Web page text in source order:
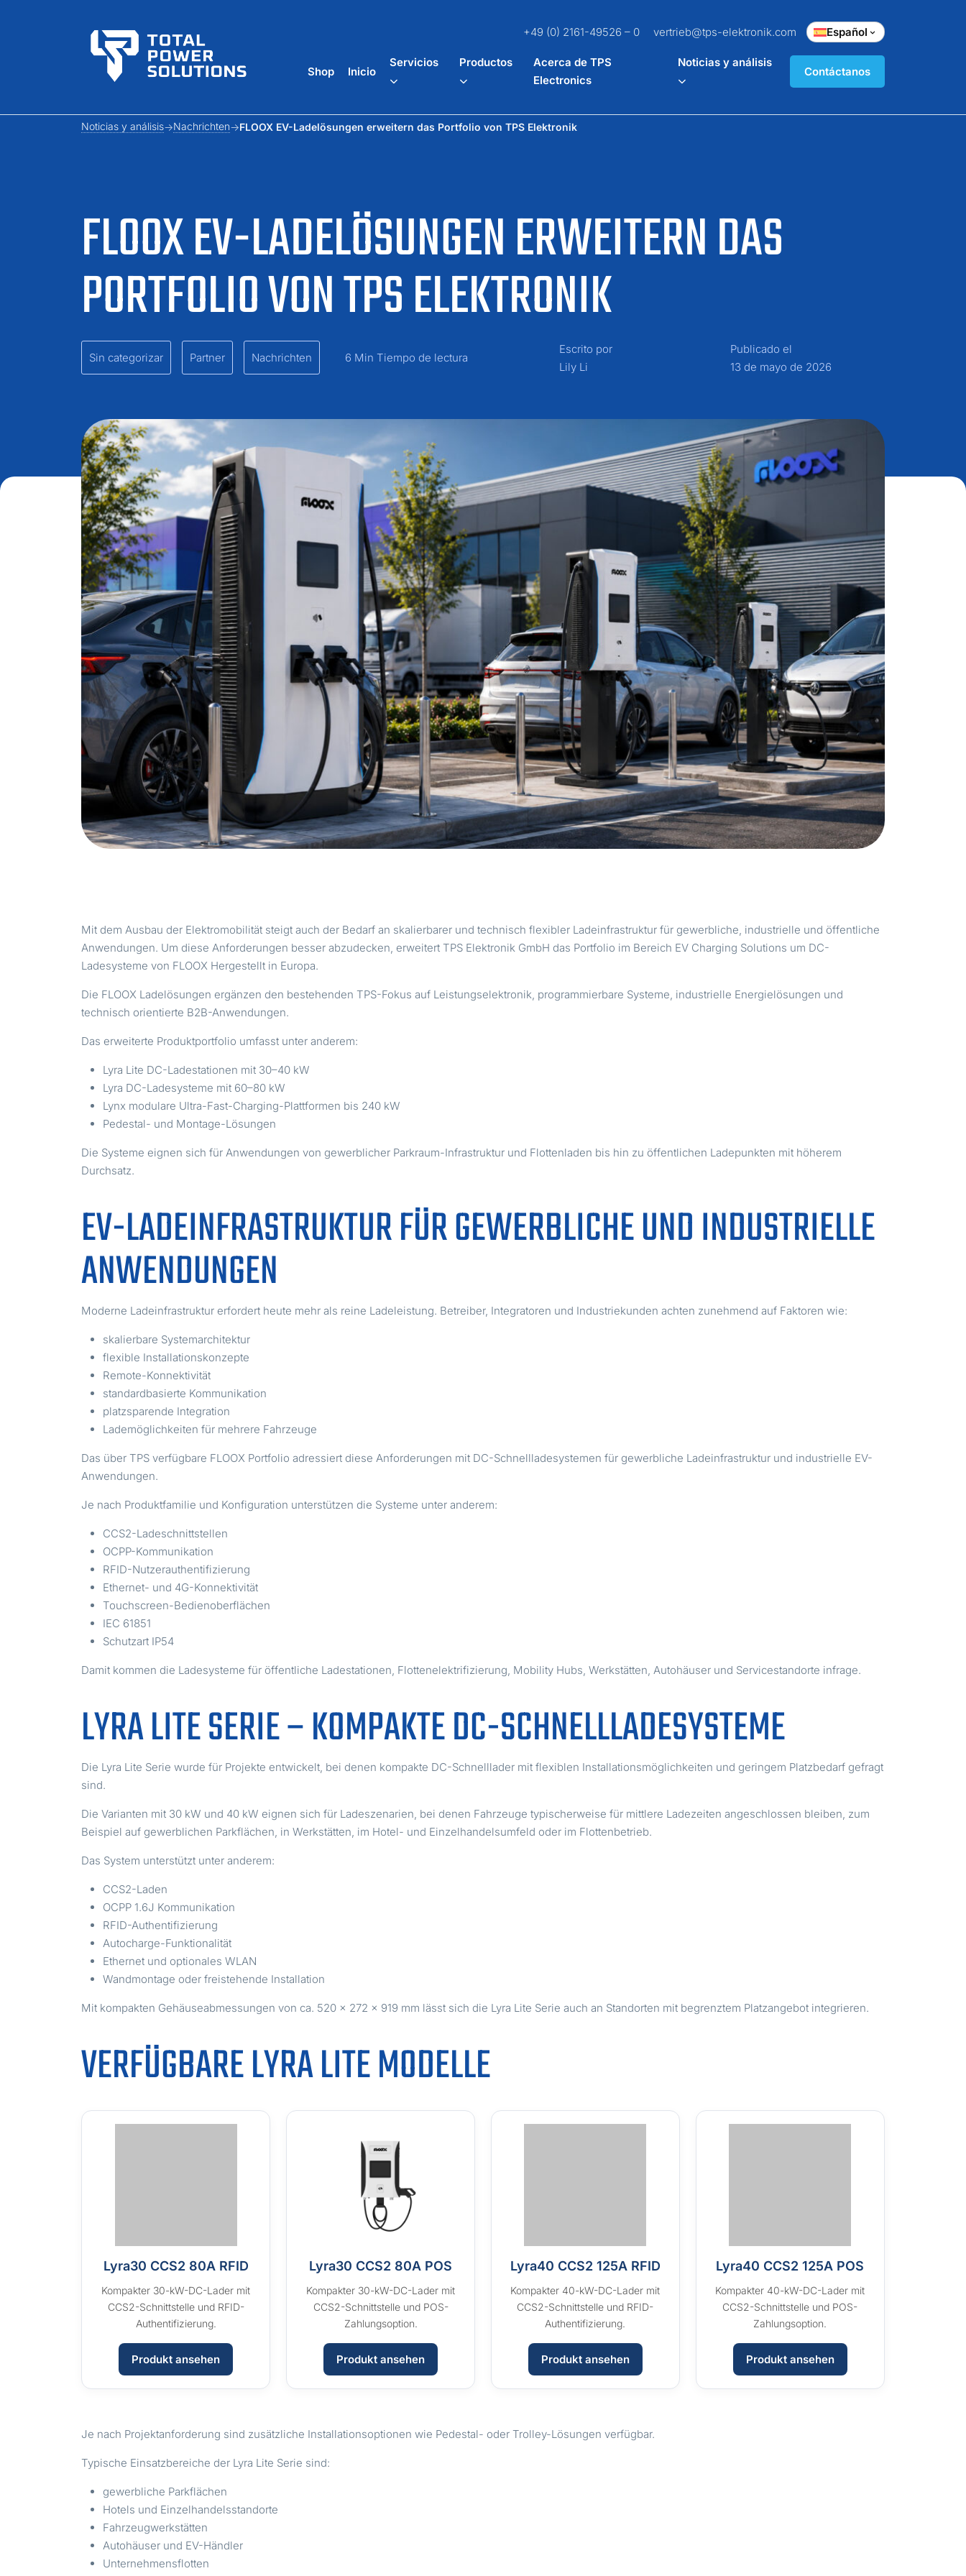
+49 (0) 2161-49526 – 0 vertrieb@tps-elektronik.com Español
Shop Inicio
Servicios Productos
Acerca de TPS
Electronics
Noticias y análisis
Contáctanos
FLOOX EV-LADELÖSUNGEN ERWEITERN DAS
PORTFOLIO VON TPS ELEKTRONIK
Noticias y análisis Nachrichten FLOOX EV-Ladelösungen erweitern das Portfolio von TPS Elektronik
Sin categorizar Partner Nachrichten 6 Min Tiempo de lectura
Escrito por
Lily Li
Publicado el
13 de mayo de 2026
Mit dem Ausbau der Elektromobilität steigt auch der Bedarf an skalierbarer und technisch flexibler Ladeinfrastruktur für gewerbliche, industrielle und öffentliche
Anwendungen. Um diese Anforderungen besser abzudecken, erweitert TPS Elektronik GmbH das Portfolio im Bereich EV Charging Solutions um DC-
Ladesysteme von FLOOX Hergestellt in Europa.
Die FLOOX Ladelösungen ergänzen den bestehenden TPS-Fokus auf Leistungselektronik, programmierbare Systeme, industrielle Energielösungen und
technisch orientierte B2B-Anwendungen.
Das erweiterte Produktportfolio umfasst unter anderem:
Lyra Lite DC-Ladestationen mit 30–40 kW
Lyra DC-Ladesysteme mit 60–80 kW
Lynx modulare Ultra-Fast-Charging-Plattformen bis 240 kW
Pedestal- und Montage-Lösungen
Die Systeme eignen sich für Anwendungen von gewerblicher Parkraum-Infrastruktur und Flottenladen bis hin zu öffentlichen Ladepunkten mit höherem
Durchsatz.
EV-LADEINFRASTRUKTUR FÜR GEWERBLICHE UND INDUSTRIELLE
ANWENDUNGEN
Moderne Ladeinfrastruktur erfordert heute mehr als reine Ladeleistung. Betreiber, Integratoren und Industriekunden achten zunehmend auf Faktoren wie:
skalierbare Systemarchitektur
flexible Installationskonzepte
Remote-Konnektivität
standardbasierte Kommunikation
platzsparende Integration
Lademöglichkeiten für mehrere Fahrzeuge
Das über TPS verfügbare FLOOX Portfolio adressiert diese Anforderungen mit DC-Schnellladesystemen für gewerbliche Ladeinfrastruktur und industrielle EV-
Anwendungen.
Je nach Produktfamilie und Konfiguration unterstützen die Systeme unter anderem:
CCS2-Ladeschnittstellen
OCPP-Kommunikation
RFID-Nutzerauthentifizierung
Ethernet- und 4G-Konnektivität
Touchscreen-Bedienoberflächen
IEC 61851
Schutzart IP54
Damit kommen die Ladesysteme für öffentliche Ladestationen, Flottenelektrifizierung, Mobility Hubs, Werkstätten, Autohäuser und Servicestandorte infrage.
LYRA LITE SERIE – KOMPAKTE DC-SCHNELLLADESYSTEME
Die Lyra Lite Serie wurde für Projekte entwickelt, bei denen kompakte DC-Schnelllader mit flexiblen Installationsmöglichkeiten und geringem Platzbedarf gefragt
sind.
Die Varianten mit 30 kW und 40 kW eignen sich für Ladeszenarien, bei denen Fahrzeuge typischerweise für mittlere Ladezeiten angeschlossen bleiben, zum
Beispiel auf gewerblichen Parkflächen, in Werkstätten, im Hotel- und Einzelhandelsumfeld oder im Flottenbetrieb.
Das System unterstützt unter anderem:
CCS2-Laden
OCPP 1.6J Kommunikation
RFID-Authentifizierung
Autocharge-Funktionalität
Ethernet und optionales WLAN
Wandmontage oder freistehende Installation
Mit kompakten Gehäuseabmessungen von ca. 520 × 272 × 919 mm lässt sich die Lyra Lite Serie auch an Standorten mit begrenztem Platzangebot integrieren.
VERFÜGBARE LYRA LITE MODELLE
Lyra30 CCS2 80A RFID
Kompakter 30-kW-DC-Lader mit
CCS2-Schnittstelle und RFID-
Authentifizierung.
Produkt ansehen
Lyra30 CCS2 80A POS
Kompakter 30-kW-DC-Lader mit
CCS2-Schnittstelle und POS-
Zahlungsoption.
Produkt ansehen
Lyra40 CCS2 125A RFID
Kompakter 40-kW-DC-Lader mit
CCS2-Schnittstelle und RFID-
Authentifizierung.
Produkt ansehen
Lyra40 CCS2 125A POS
Kompakter 40-kW-DC-Lader mit
CCS2-Schnittstelle und POS-
Zahlungsoption.
Produkt ansehen
Je nach Projektanforderung sind zusätzliche Installationsoptionen wie Pedestal- oder Trolley-Lösungen verfügbar.
Typische Einsatzbereiche der Lyra Lite Serie sind:
gewerbliche Parkflächen
Hotels und Einzelhandelsstandorte
Fahrzeugwerkstätten
Autohäuser und EV-Händler
Unternehmensflotten